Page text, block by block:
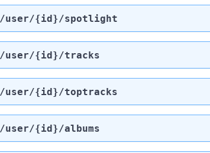
/user/{id}/spotlight
/user/{id}/tracks
/user/{id}/toptracks
/user/{id}/albums